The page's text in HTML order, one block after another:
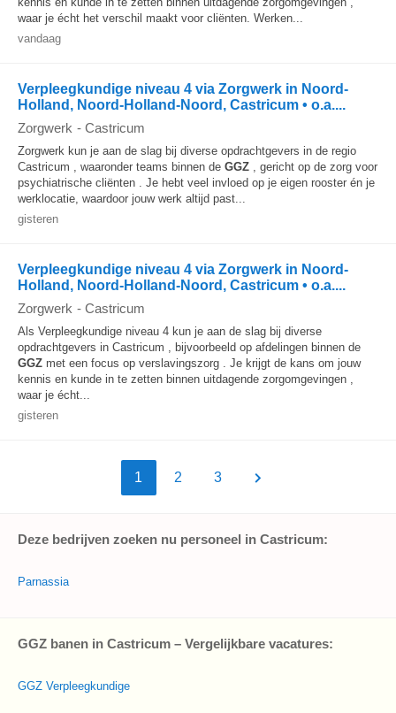
waar je écht het verschil maakt voor cliënten. Werken...
vandaag
Verpleegkundige niveau 4 via Zorgwerk in Noord-
Holland, Noord-Holland-Noord, Castricum • o.a....
Zorgwerk - Castricum
Zorgwerk kun je aan de slag bij diverse opdrachtgevers in de regio
Castricum , waaronder teams binnen de GGZ , gericht op de zorg voor
psychiatrische cliënten . Je hebt veel invloed op je eigen rooster én je
werklocatie, waardoor jouw werk altijd past...
gisteren
Verpleegkundige niveau 4 via Zorgwerk in Noord-
Holland, Noord-Holland-Noord, Castricum • o.a....
Zorgwerk - Castricum
Als Verpleegkundige niveau 4 kun je aan de slag bij diverse
opdrachtgevers in Castricum , bijvoorbeeld op afdelingen binnen de
GGZ met een focus op verslavingszorg . Je krijgt de kans om jouw
kennis en kunde in te zetten binnen uitdagende zorgomgevingen ,
waar je écht...
gisteren
1 2 3
Deze bedrijven zoeken nu personeel in Castricum:
Parnassia
GGZ banen in Castricum – Vergelijkbare vacatures:
GGZ Verpleegkundige